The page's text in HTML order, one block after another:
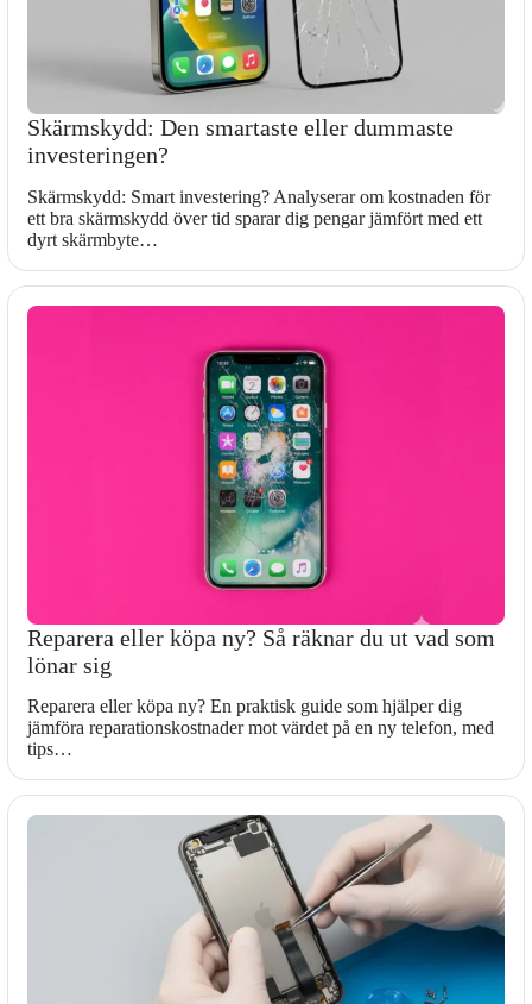
Skärmskydd: Den smartaste eller dummaste
investeringen?
Skärmskydd: Smart investering? Analyserar om kostnaden för
ett bra skärmskydd över tid sparar dig pengar jämfört med ett
dyrt skärmbyte…
Reparera eller köpa ny? Så räknar du ut vad som
lönar sig
Reparera eller köpa ny? En praktisk guide som hjälper dig
jämföra reparationskostnader mot värdet på en ny telefon, med
tips…